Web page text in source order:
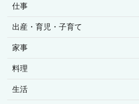
仕事
出産・育児・子育て
家事
料理
生活